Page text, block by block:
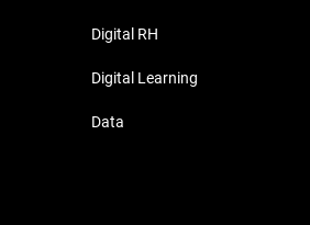
Digital RH
Digital Learning
Data